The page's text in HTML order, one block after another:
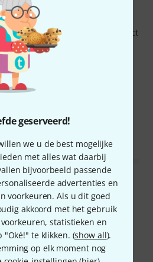
geserveerd!
we u de best mogelijke
met alles wat daarbij
bijvoorbeeld passende
advertenties en
voorkeuren. Als u dit goed
akkoord met het gebruik
statistieken en
"Oké!" te klikken. (show all).
op elk moment nog
the real beauty is heard
- it transforming into a beast
works really well (as you'd expect
is it's Res, especially when it's
to experience
MELDEN
20.02.2020